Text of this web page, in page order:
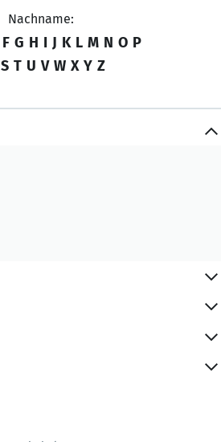
Nachname:
F G H I J K L M N O P
S T U V W X Y Z